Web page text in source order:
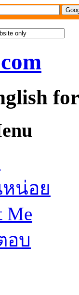
น่อย
Me
อบ